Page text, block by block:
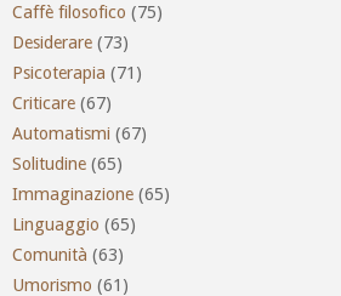
Caffè filosofico (75)
Desiderare (73)
Psicoterapia (71)
Criticare (67)
Automatismi (67)
Solitudine (65)
Immaginazione (65)
Linguaggio (65)
Comunità (63)
Umorismo (61)